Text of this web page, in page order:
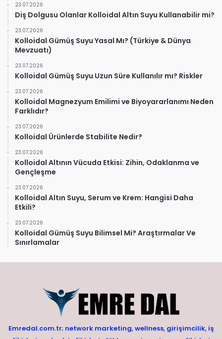
23.07.2026
Diş Dolgusu Olanlar Kolloidal Altın Suyu Kullanabilir mi?
23.07.2026
Kolloidal Gümüş Suyu Yasal Mı? (Türkiye & Dünya
Mevzuatı)
23.07.2026
Kolloidal Gümüş Suyu Uzun Süre Kullanılır mı? Riskler
23.07.2026
Kolloidal Magnezyum Emilimi ve Biyoyararlanımı Neden
Farklıdır?
23.07.2026
Kolloidal Ürünlerde Stabilite Nedir?
23.07.2026
Kolloidal Altının Vücuda Etkisi: Zihin, Odaklanma ve
Gençleşme
23.07.2026
Kolloidal Altın Suyu, Serum ve Krem: Hangisi Daha
Etkili?
23.07.2026
Kolloidal Gümüş Suyu Bilimsel Mi? Araştırmalar Ve
Sınırlamalar
Emredal.com.tr; network marketing, wellness, girişimcilik, iş